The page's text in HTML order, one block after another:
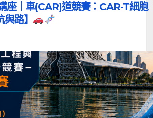
座｜車(CAR)道競賽：CAR-T細胞
路】